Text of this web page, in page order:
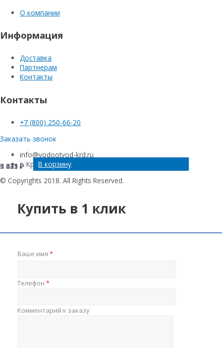
4 421 ₽ В корзину
5 633 ₽ В корзину
5 225 ₽ В корзину
4 042 ₽ В корзину
О компании
Информация
Доставка
Партнерам
Контакты
Контакты
+7 (800) 250-66-20
Заказать звонок
info@vodootvod-krd.ru
г. Краснодар, ул. Новороссийская , 220Е
© Copyrights 2018. All Rights Reserved.
Купить в 1 клик
Ваше имя *
Телефон *
Комментарий к заказу